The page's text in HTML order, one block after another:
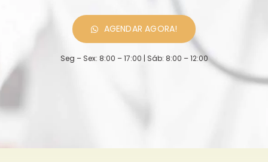
AGENDAR AGORA!
Seg – Sex: 8:00 – 17:00 | Sáb: 8:00 – 12:00